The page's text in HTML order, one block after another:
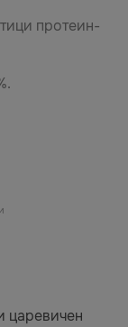
протеин-
царевичен